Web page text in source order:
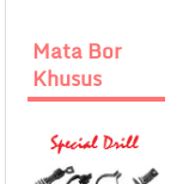
Mata Bor
Khusus